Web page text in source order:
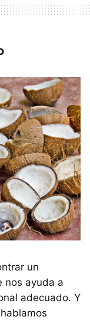
un
nos ayuda a
adecuado. Y